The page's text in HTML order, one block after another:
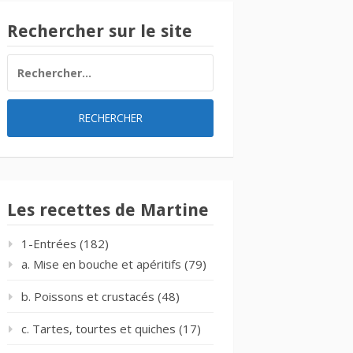
Rechercher sur le site
Les recettes de Martine
1-Entrées (182)
a. Mise en bouche et apéritifs (79)
b. Poissons et crustacés (48)
c. Tartes, tourtes et quiches (17)